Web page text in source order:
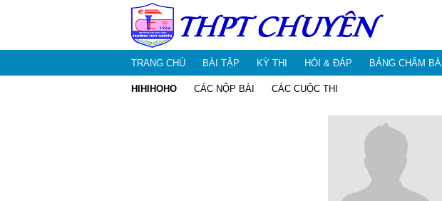
TRANG CHỦ BÀI TẬP KỲ THI HỎI & ĐÁP BẢNG CHẤM BÀI
HIHIHOHO CÁC NỘP BÀI CÁC CUỘC THI